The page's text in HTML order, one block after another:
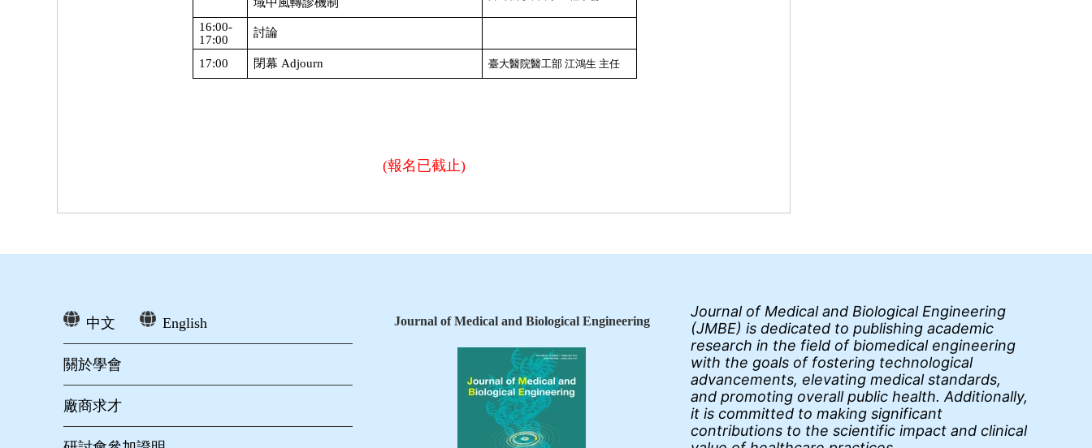
16:00-
17:00
討論
17:00 閉幕 Adjourn 臺大醫院醫工部 江鴻生 主任
(報名已截止)
中文 English
關於學會
廠商求才
Journal of Medical and Biological Engineering
Journal of Medical and Biological Engineering
(JMBE) is dedicated to publishing academic
research in the field of biomedical engineering
with the goals of fostering technological
advancements, elevating medical standards,
and promoting overall public health. Additionally,
it is committed to making significant
contributions to the scientific impact and clinical